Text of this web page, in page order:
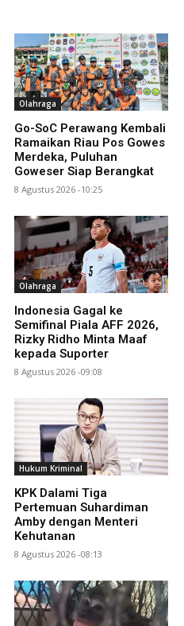
Olahraga
Go-SoC Perawang Kembali
Ramaikan Riau Pos Gowes
Merdeka, Puluhan
Goweser Siap Berangkat
8 Agustus 2026 -10:25
Olahraga
Indonesia Gagal ke
Semifinal Piala AFF 2026,
Rizky Ridho Minta Maaf
kepada Suporter
8 Agustus 2026 -09:08
Hukum Kriminal
KPK Dalami Tiga
Pertemuan Suhardiman
Amby dengan Menteri
Kehutanan
8 Agustus 2026 -08:13